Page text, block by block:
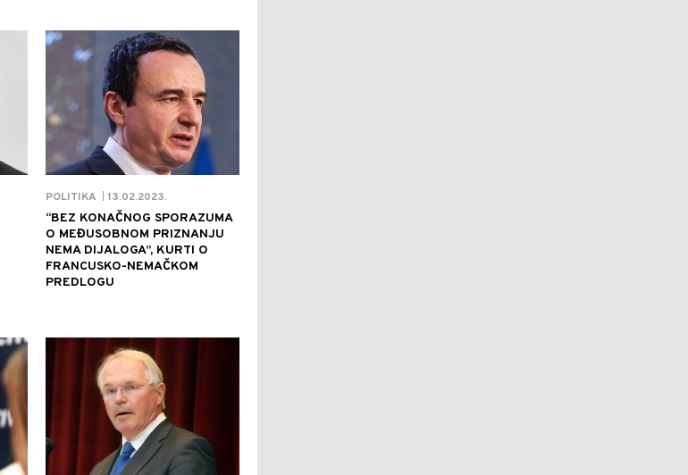
POLITIKA 13.02.2023.
“BEZ KONAČNOG SPORAZUMA
O MEĐUSOBNOM PRIZNANJU
NEMA DIJALOGA”, KURTI O
FRANCUSKO-NEMAČKOM
PREDLOGU